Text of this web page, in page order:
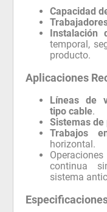
Capacidad
Instalación
temporal,
producto.
Aplicaciones
Líneas de
tipo cable.
Sistemas
Trabajos
horizontal.
continua
sistema